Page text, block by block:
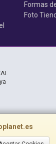
Formas
Foto